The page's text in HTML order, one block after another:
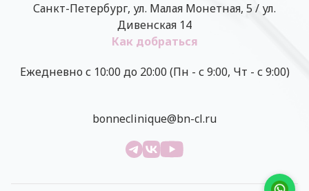
Санкт-Петербург, ул. Малая Монетная, 5 / ул.
Дивенская 14
Как добраться
Ежедневно с 10:00 до 20:00 (Пн - с 9:00, Чт - с 9:00)
bonneclinique@bn-cl.ru